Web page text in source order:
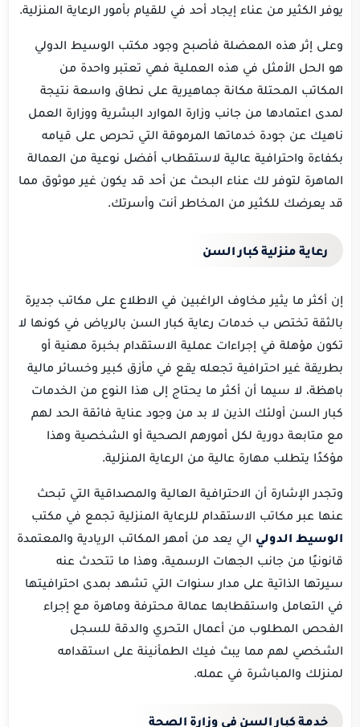
يوفر الكثير من عناء إيجاد أحد في للقيام بأمور الرعاية المنزلية.
وعلى إثر هذه المعضلة فأصبح وجود مكتب الوسيط الدولي
هو الحل الأمثل في هذه العملية فهي تعتبر واحدة من
المكاتب المحتلة مكانة جماهيرية على نطاق واسعة نتيجة
لمدى اعتمادها من جانب وزارة الموارد البشرية ووزارة العمل
ناهيك عن جودة خدماتها المرموقة التي تحرص على قيامه
بكفاءة واحترافية عالية لاستقطاب أفضل نوعية من العمالة
الماهرة لتوفر لك عناء البحث عن أحد قد يكون غير موثوق مما
قد يعرضك للكثير من المخاطر أنت وأسرتك.
رعاية منزلية كبار السن
إن أكثر ما يثير مخاوف الراغبين في الاطلاع على مكاتب جديرة
بالثقة تختص ب خدمات رعاية كبار السن بالرياض في كونها لا
تكون مؤهلة في إجراءات عملية الاستقدام بخبرة مهنية أو
بطريقة غير احترافية تجعله يقع في مأزق كبير وخسائر مالية
باهظة، لا سيما أن أكثر ما يحتاج إلى هذا النوع من الخدمات
كبار السن أولئك الذين لا بد من وجود عناية فائقة الحد لهم
مع متابعة دورية لكل أمورهم الصحية أو الشخصية وهذا
مؤكدًا يتطلب مهارة عالية من الرعاية المنزلية.
وتجدر الإشارة أن الاحترافية العالية والمصداقية التي تبحث
عنها عبر مكاتب الاستقدام للرعاية المنزلية تجمع في مكتب
الوسيط الدولي الي يعد من أمهر المكاتب الريادية والمعتمدة
قانونيًا من جانب الجهات الرسمية، وهذا ما تتحدث عنه
سيرتها الذاتية على مدار سنوات التي تشهد بمدى احترافيتها
في التعامل واستقطابها عمالة محترفة وماهرة مع إجراء
الفحص المطلوب من أعمال التحري والدقة للسجل
الشخصي لهم مما يبث فيك الطمأنينة على استقدامه
لمنزلك والمباشرة في عمله.
خدمة كبار السن في وزارة الصحة